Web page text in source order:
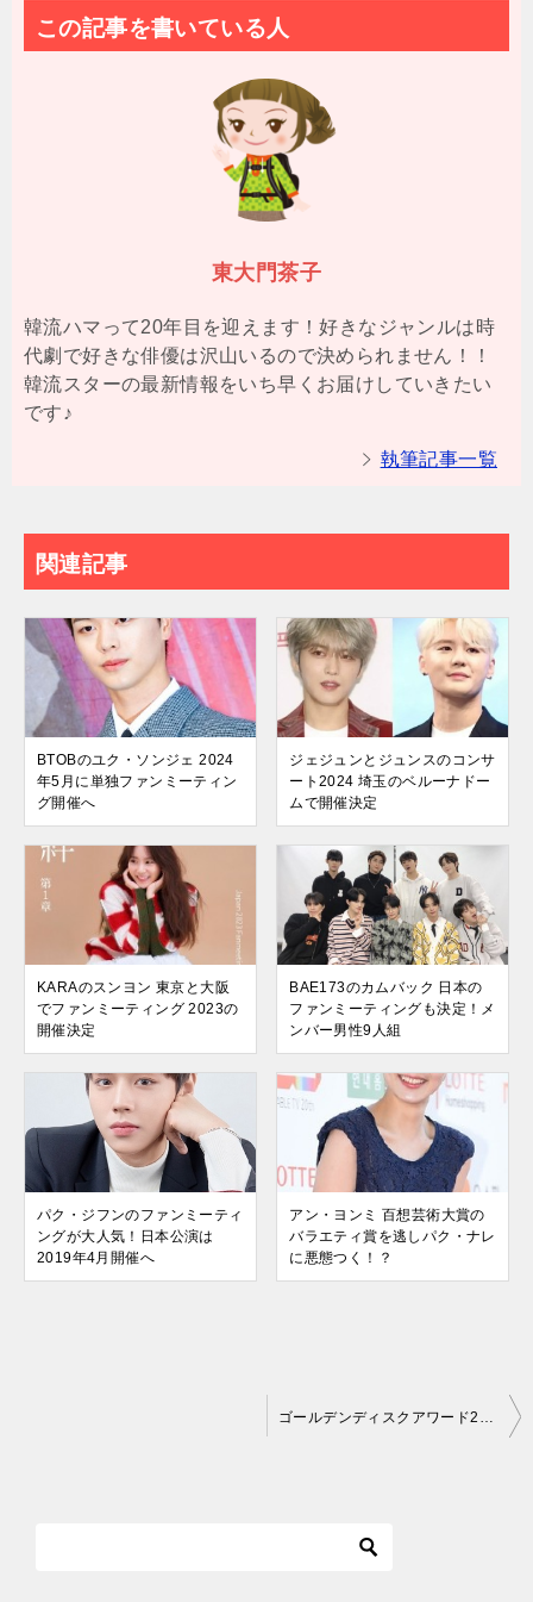
この記事を書いている人
東大門茶子
韓流ハマって20年目を迎えます！好きなジャンルは時
代劇で好きな俳優は沢山いるので決められません！！
韓流スターの最新情報をいち早くお届けしていきたい
です♪
執筆記事一覧
関連記事
BTOBのユク・ソンジェ 2024
年5月に単独ファンミーティン
グ開催へ
ジェジュンとジュンスのコンサ
ート2024 埼玉のベルーナドー
ムで開催決定
KARAのスンヨン 東京と大阪
でファンミーティング 2023の
開催決定
BAE173のカムバック 日本の
ファンミーティングも決定！メ
ンバー男性9人組
パク・ジフンのファンミーティ
ングが大人気！日本公演は
2019年4月開催へ
アン・ヨンミ 百想芸術大賞の
バラエティ賞を逃しパク・ナレ
に悪態つく！？
ゴールデンディスクアワード2019のデジタル音源部門の大賞はiKON(アイコン)に決定！